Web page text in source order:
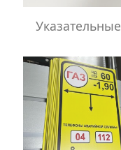
Указательные